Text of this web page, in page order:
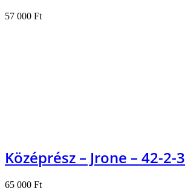
57 000 Ft
Középrész – Jrone – 42-2-3
65 000 Ft